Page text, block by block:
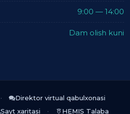
9:00 — 14:00
Dam olish kuni
Direktor virtual qabulxonasi
Sayt xaritasi HEMIS Talaba